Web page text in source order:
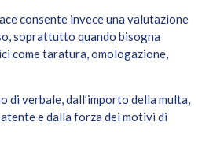
consente invece una valutazione
soprattutto quando bisogna
come taratura, omologazione,
di verbale, dall’importo della multa,
e dalla forza dei motivi di